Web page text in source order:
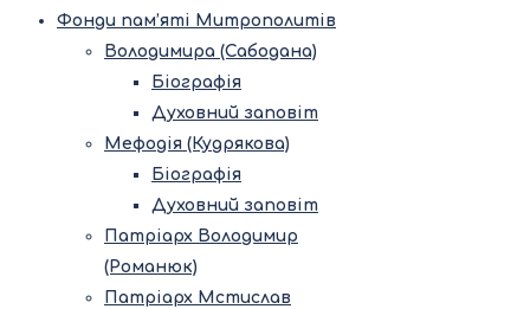
Фонди пам’яті Митрополитів
Володимира (Сабодана)
Біографія
Духовний заповіт
Мефодія (Кудрякова)
Біографія
Духовний заповіт
Патріарх Володимир
(Романюк)
Патріарх Мстислав